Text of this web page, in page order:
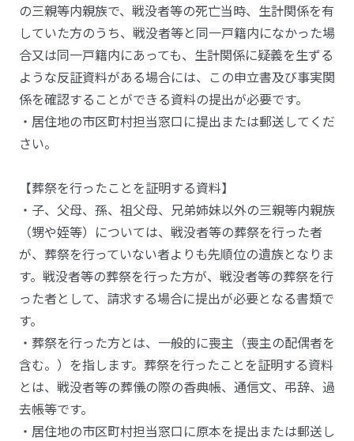
の三親等内親族で、戦没者等の死亡当時、生計関係を有
していた方のうち、戦没者等と同一戸籍内になかった場
合又は同一戸籍内にあっても、生計関係に疑義を生ずる
ような反証資料がある場合には、この申立書及び事実関
係を確認することができる資料の提出が必要です。
・居住地の市区町村担当窓口に提出または郵送してくだ
さい。
【葬祭を行ったことを証明する資料】
・子、父母、孫、祖父母、兄弟姉妹以外の三親等内親族
（甥や姪等）については、戦没者等の葬祭を行った者
が、葬祭を行っていない者よりも先順位の遺族となりま
す。戦没者等の葬祭を行った方が、戦没者等の葬祭を行
った者として、請求する場合に提出が必要となる書類で
す。
・葬祭を行った方とは、一般的に喪主（喪主の配偶者を
含む。）を指します。葬祭を行ったことを証明する資料
とは、戦没者等の葬儀の際の香典帳、通信文、弔辞、過
去帳等です。
・居住地の市区町村担当窓口に原本を提出または郵送し